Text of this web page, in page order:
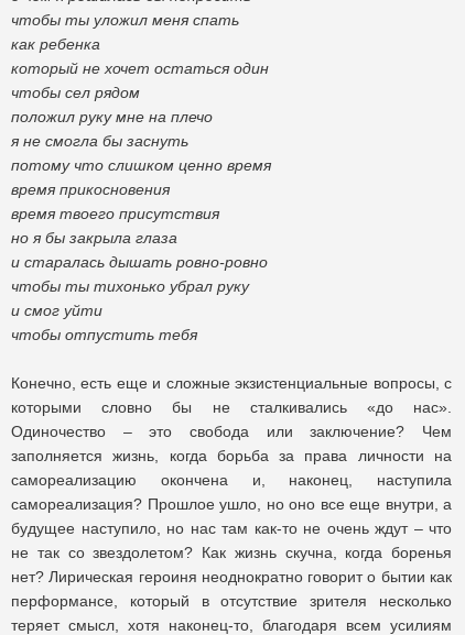
чтобы ты уложил меня спать
как ребенка
который не хочет остаться один
чтобы сел рядом
положил руку мне на плечо
я не смогла бы заснуть
потому что слишком ценно время
время прикосновения
время твоего присутствия
но я бы закрыла глаза
и старалась дышать ровно-ровно
чтобы ты тихонько убрал руку
и смог уйти
чтобы отпустить тебя
Конечно, есть еще и сложные экзистенциальные вопросы, с
которыми словно бы не сталкивались «до нас».
Одиночество – это свобода или заключение? Чем
заполняется жизнь, когда борьба за права личности на
самореализацию окончена и, наконец, наступила
самореализация? Прошлое ушло, но оно все еще внутри, а
будущее наступило, но нас там как-то не очень ждут – что
не так со звездолетом? Как жизнь скучна, когда боренья
нет? Лирическая героиня неоднократно говорит о бытии как
перформансе, который в отсутствие зрителя несколько
теряет смысл, хотя наконец-то, благодаря всем усилиям